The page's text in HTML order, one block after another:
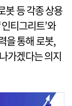
봇 등 각종 상용
티그리트’와
을 통해 로봇,
가겠다는 의지